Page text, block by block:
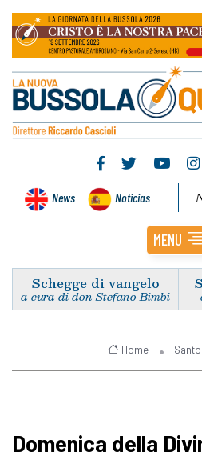
News Noticias
MENU
Schegge di vangelo
a cura di don Stefano Bimbi
Home
Domenica della